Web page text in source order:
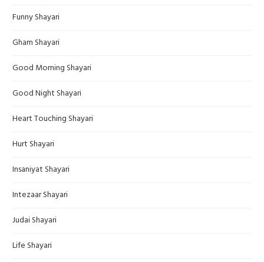
Funny Shayari
Gham Shayari
Good Morning Shayari
Good Night Shayari
Heart Touching Shayari
Hurt Shayari
Insaniyat Shayari
Intezaar Shayari
Judai Shayari
Life Shayari